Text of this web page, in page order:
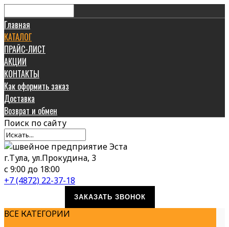
Главная
КАТАЛОГ
ПРАЙС-ЛИСТ
АКЦИИ
КОНТАКТЫ
Как оформить заказ
Доставка
Возврат и обмен
Поиск по сайту
г.Тула, ул.Прокудина, 3
с 9:00 до 18:00
+7 (4872) 22-37-18
ЗАКАЗАТЬ ЗВОНОК
ВСЕ КАТЕГОРИИ